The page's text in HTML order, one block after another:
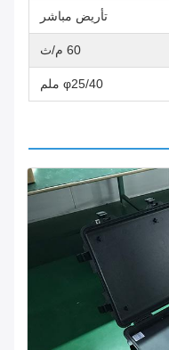
تأريض مباشر
60 م/ث
φ25/40 ملم